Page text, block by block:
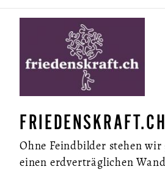
FRIEDENSKRAFT.CH
Ohne Feindbilder stehen
einen erdverträglichen